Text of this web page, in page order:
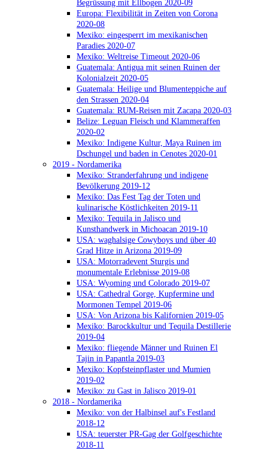
Begrüssung mit Ellbogen 2020-09
Europa: Flexibilität in Zeiten von Corona
2020-08
Mexiko: eingesperrt im mexikanischen
Paradies 2020-07
Mexiko: Weltreise Timeout 2020-06
Guatemala: Antigua mit seinen Ruinen der
Kolonialzeit 2020-05
Guatemala: Heilige und Blumenteppiche auf
den Strassen 2020-04
Guatemala: RUM-Reisen mit Zacapa 2020-03
Belize: Leguan Fleisch und Klammeraffen
2020-02
Mexiko: Indigene Kultur, Maya Ruinen im
Dschungel und baden in Cenotes 2020-01
2019 - Nordamerika
Mexiko: Stranderfahrung und indigene
Bevölkerung 2019-12
Mexiko: Das Fest Tag der Toten und
kulinarische Köstlichkeiten 2019-11
Mexiko: Tequila in Jalisco und
Kunsthandwerk in Michoacan 2019-10
USA: waghalsige Cowyboys und über 40
Grad Hitze in Arizona 2019-09
USA: Motorradevent Sturgis und
monumentale Erlebnisse 2019-08
USA: Wyoming und Colorado 2019-07
USA: Cathedral Gorge, Kupfermine und
Mormonen Tempel 2019-06
USA: Von Arizona bis Kalifornien 2019-05
Mexiko: Barockkultur und Tequila Destillerie
2019-04
Mexiko: fliegende Männer und Ruinen El
Tajin in Papantla 2019-03
Mexiko: Kopfsteinpflaster und Mumien
2019-02
Mexiko: zu Gast in Jalisco 2019-01
2018 - Nordamerika
Mexiko: von der Halbinsel auf's Festland
2018-12
USA: teuerster PR-Gag der Golfgeschichte
2018-11